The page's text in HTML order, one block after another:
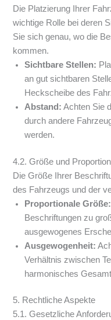
Die Platzierung Ihrer
wichtige Rolle bei deren
Sie sich genau, wo die
kommen.
Sichtbare Stellen:
an gut sichtbaren
Heckscheibe des
Abstand: Achten Sie
durch andere
werden.
4.2. Größe und
Die Größe Ihrer
des Fahrzeugs und der
Proportionale Größe:
Beschriftungen zu
ausgewogenes
Ausgewogenheit:
Verhältnis zwischen
harmonisches
5. Rechtliche Aspekte
5.1. Gesetzliche